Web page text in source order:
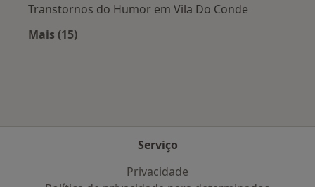
Transtornos do Humor em Vila Do Conde
Mais (15)
Serviço
Privacidade